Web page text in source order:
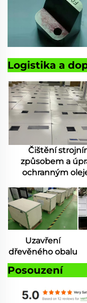
Logistika a
Čištění
způsobem a
ochranným
Uzavření
dřevěného obalu
Posouzení